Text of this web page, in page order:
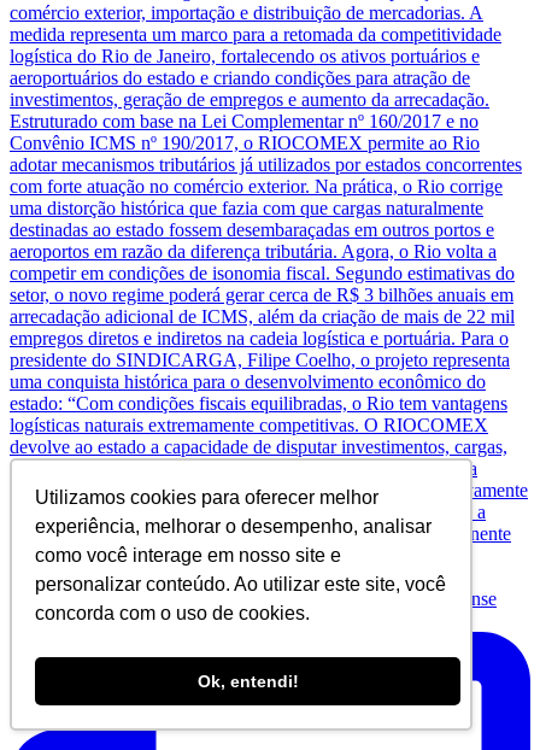
Utilizamos cookies para oferecer melhor
experiência, melhorar o desempenho, analisar
como você interage em nosso site e
personalizar conteúdo. Ao utilizar este site, você
concorda com o uso de cookies.
Ok, entendi!
Nem sempre o valor do IPTU reflete a realidade de